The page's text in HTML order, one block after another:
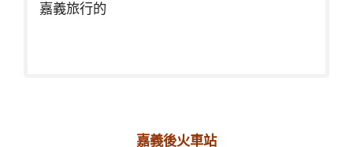
嘉義旅行的
嘉義後火車站